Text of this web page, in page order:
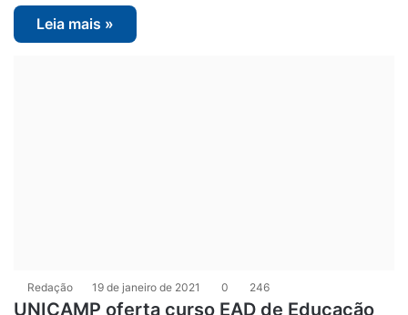
Leia mais »
Redação 19 de janeiro de 2021 0 246
UNICAMP oferta curso EAD de Educação